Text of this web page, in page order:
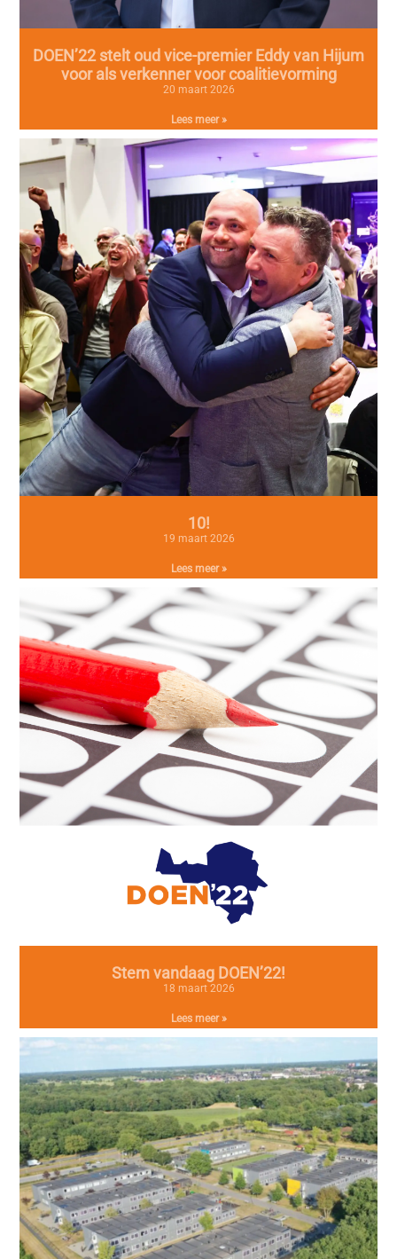
DOEN’22 stelt oud vice-premier Eddy van Hijum
voor als verkenner voor coalitievorming
20 maart 2026
Lees meer »
10!
19 maart 2026
Lees meer »
Stem vandaag DOEN’22!
18 maart 2026
Lees meer »